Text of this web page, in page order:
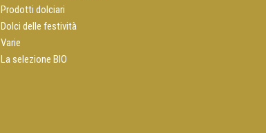
Prodotti dolciari
Dolci delle festività
Varie
La selezione BIO